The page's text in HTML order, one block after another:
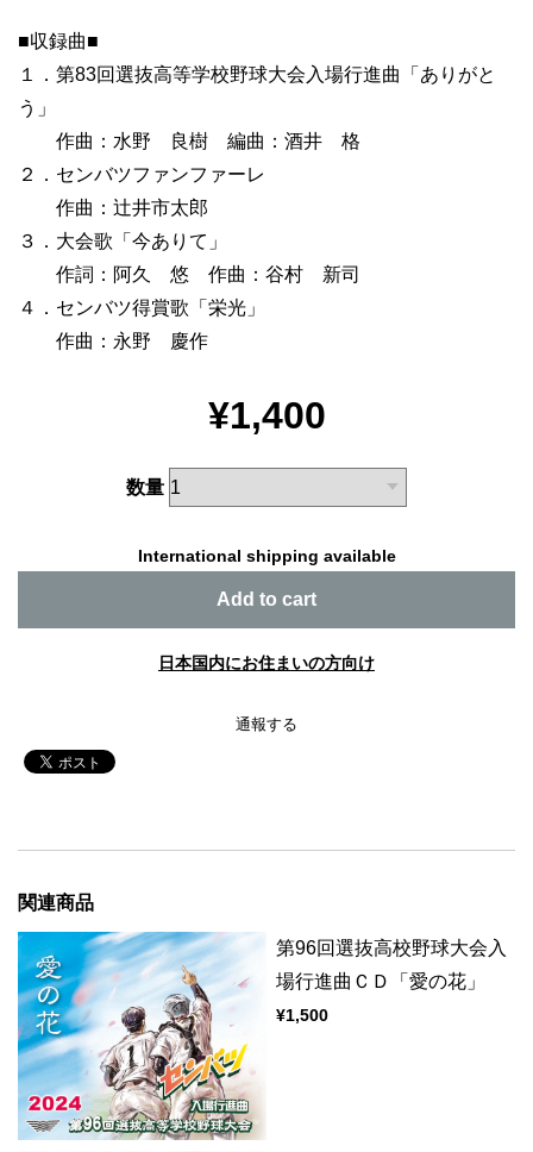
■収録曲■
１．第83回選抜高等学校野球大会入場行進曲「ありがと
う」
作曲：水野 良樹 編曲：酒井 格
２．センバツファンファーレ
作曲：辻井市太郎
３．大会歌「今ありて」
作詞：阿久 悠 作曲：谷村 新司
４．センバツ得賞歌「栄光」
作曲：永野 慶作
¥1,400
数量
International shipping available
Add to cart
日本国内にお住まいの方向け
通報する
関連商品
第96回選抜高校野球大会入
場行進曲ＣＤ「愛の花」
¥1,500